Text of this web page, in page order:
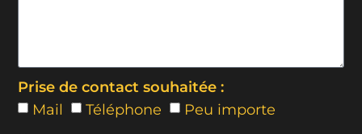
Prise de contact souhaitée :
Mail
Téléphone Peu importe